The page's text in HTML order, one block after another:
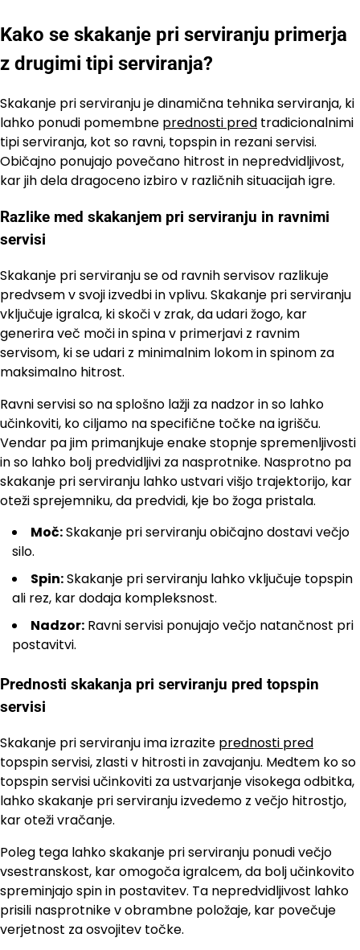
Kako se skakanje pri serviranju primerja
z drugimi tipi serviranja?
Skakanje pri serviranju je dinamična tehnika serviranja, ki
lahko ponudi pomembne prednosti pred tradicionalnimi
tipi serviranja, kot so ravni, topspin in rezani servisi.
Običajno ponujajo povečano hitrost in nepredvidljivost,
kar jih dela dragoceno izbiro v različnih situacijah igre.
Razlike med skakanjem pri serviranju in ravnimi
servisi
Skakanje pri serviranju se od ravnih servisov razlikuje
predvsem v svoji izvedbi in vplivu. Skakanje pri serviranju
vključuje igralca, ki skoči v zrak, da udari žogo, kar
generira več moči in spina v primerjavi z ravnim
servisom, ki se udari z minimalnim lokom in spinom za
maksimalno hitrost.
Ravni servisi so na splošno lažji za nadzor in so lahko
učinkoviti, ko ciljamo na specifične točke na igrišču.
Vendar pa jim primanjkuje enake stopnje spremenljivosti
in so lahko bolj predvidljivi za nasprotnike. Nasprotno pa
skakanje pri serviranju lahko ustvari višjo trajektorijo, kar
oteži sprejemniku, da predvidi, kje bo žoga pristala.
Moč:Skakanje pri serviranju običajno dostavi večjo
silo.
Spin:Skakanje pri serviranju lahko vključuje topspin
ali rez, kar dodaja kompleksnost.
Nadzor: Ravni servisi ponujajo večjo natančnost pri
postavitvi.
Prednosti skakanja pri serviranju pred topspin
servisi
Skakanje pri serviranju ima izrazite prednosti pred
topspin servisi, zlasti v hitrosti in zavajanju. Medtem ko so
topspin servisi učinkoviti za ustvarjanje visokega odbitka,
lahko skakanje pri serviranju izvedemo z večjo hitrostjo,
kar oteži vračanje.
Poleg tega lahko skakanje pri serviranju ponudi večjo
vsestranskost, kar omogoča igralcem, da bolj učinkovito
spreminjajo spin in postavitev. Ta nepredvidljivost lahko
prisili nasprotnike v obrambne položaje, kar povečuje
verjetnost za osvojitev točke.